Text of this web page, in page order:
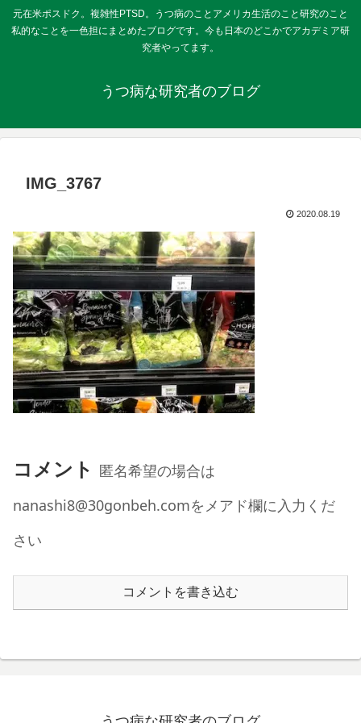
元在米ポスドク。複雑性PTSD。うつ病のことアメリカ生活のこと研究のこと
私的なことを一色担にまとめたブログです。今も日本のどこかでアカデミア研
究者やってます。
うつ病な研究者のブログ
IMG_3767
2020.08.19
コメント 匿名希望の場合は
nanashi8@30gonbeh.comをメアド欄に入力くだ
さい
コメントを書き込む